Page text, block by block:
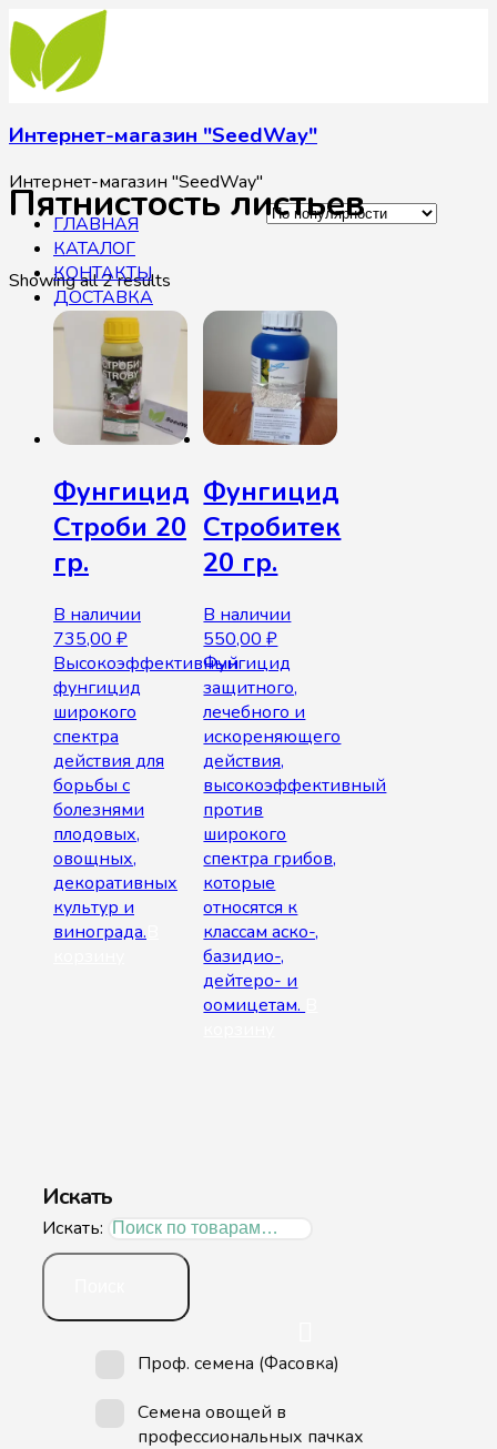
Интернет-магазин "SeedWay"
Интернет-магазин "SeedWay"
ГЛАВНАЯ
КАТАЛОГ
КОНТАКТЫ
ДОСТАВКА
Пятнистость листьев
Showing all 2 results
Фунгицид
Строби 20
гр.
В наличии
735,00 ₽
Высокоэффективный
фунгицид
широкого
спектра
действия для
борьбы с
болезнями
плодовых,
овощных,
декоративных
культур и
винограда.
Фунгицид
Стробитек
20 гр.
В наличии
550,00₽
Фунгицид
защитного,
лечебного и
искореняющего
действия,
высокоэффективный
против
широкого
спектра грибов,
которые
относятся к
классам аско-,
базидио-,
дейтеро- и
оомицетам.
Искать
Искать:
Проф. семена (Фасовка)
Семена овощей в
профессиональных пачках